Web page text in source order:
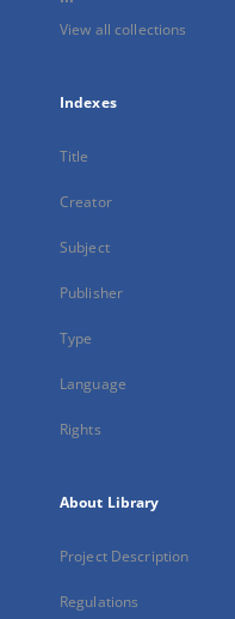
View all collections
Indexes
Title
Creator
Subject
Publisher
Type
Language
Rights
About Library
Project Description
Regulations